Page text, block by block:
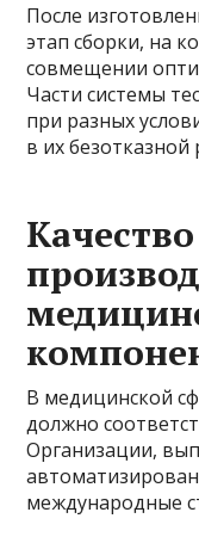
После
этап сборки, на
совмещении
Части системы
при разных
в их безотказной
В медицинской
должно
Организации,
международные